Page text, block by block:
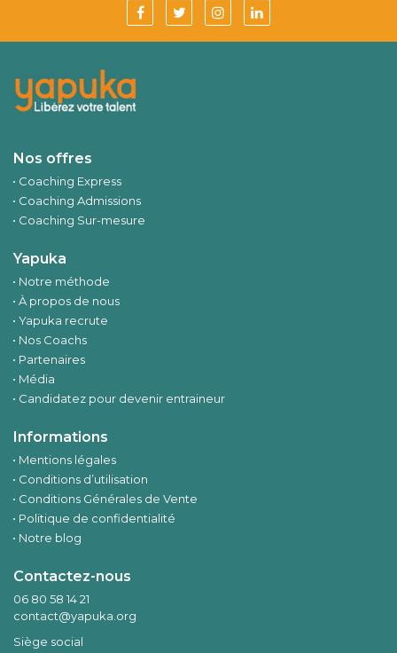
Nos offres
Coaching Express
Coaching Admissions
Coaching Sur-mesure
Yapuka
Notre méthode
À propos de nous
Yapuka recrute
Nos Coachs
Partenaires
Média
Candidatez pour devenir entraineur
Informations
Mentions légales
Conditions d’utilisation
Conditions Générales de Vente
Politique de confidentialité
Notre blog
Contactez-nous
06 80 58 14 21
contact@yapuka.org
Siège social